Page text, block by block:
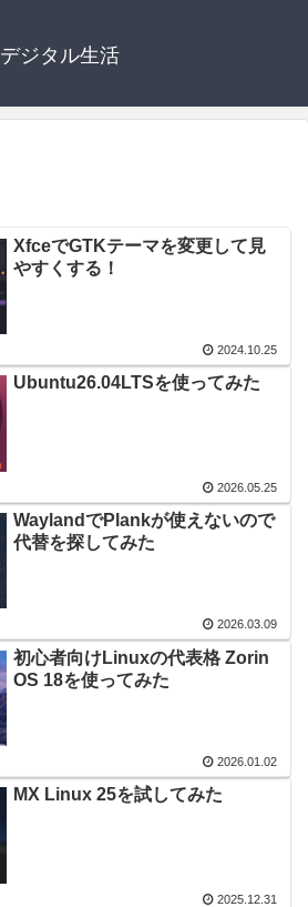
デジタル生活
XfceでGTKテーマを変更して見
やすくする！
2024.10.25
Ubuntu26.04LTSを使ってみた
2026.05.25
WaylandでPlankが使えないので
代替を探してみた
2026.03.09
初心者向けLinuxの代表格 Zorin
OS 18を使ってみた
2026.01.02
MX Linux 25を試してみた
2025.12.31